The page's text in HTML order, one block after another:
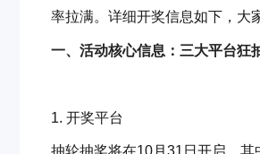
率拉满。详细开奖信息如下，大
一、活动核心信息：三大平台狂
1. 开奖平台